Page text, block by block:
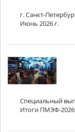
г. Санкт-
Июнь 2026 г.
Специальный
Итоги ПМЭФ-2026